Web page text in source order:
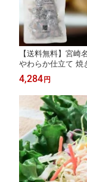
【送料無料】宮崎
やわらか仕立て 焼
け 時短おかず 家
防災食 ご飯のお
惣菜
4,284 円